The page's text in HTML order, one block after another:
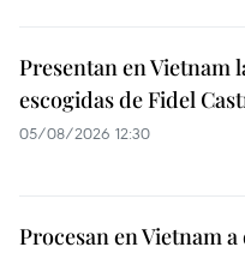
Presentan en Vietnam
escogidas de Fidel
05/08/2026 12:30
Procesan en Vietnam